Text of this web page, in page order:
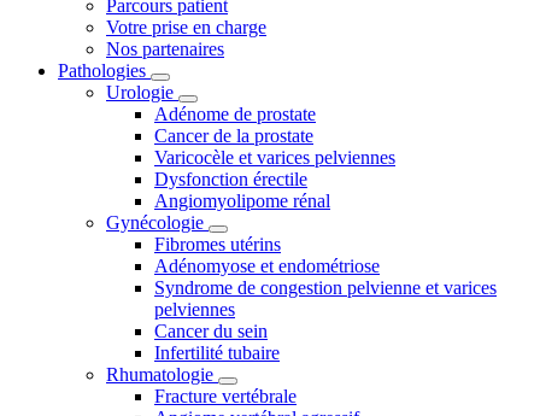
Parcours patient
Votre prise en charge
Nos partenaires
Pathologies
Urologie
Adénome de prostate
Cancer de la prostate
Varicocèle et varices pelviennes
Dysfonction érectile
Angiomyolipome rénal
Gynécologie
Fibromes utérins
Adénomyose et endométriose
Syndrome de congestion pelvienne et varices
pelviennes
Cancer du sein
Infertilité tubaire
Rhumatologie
Fracture vertébrale